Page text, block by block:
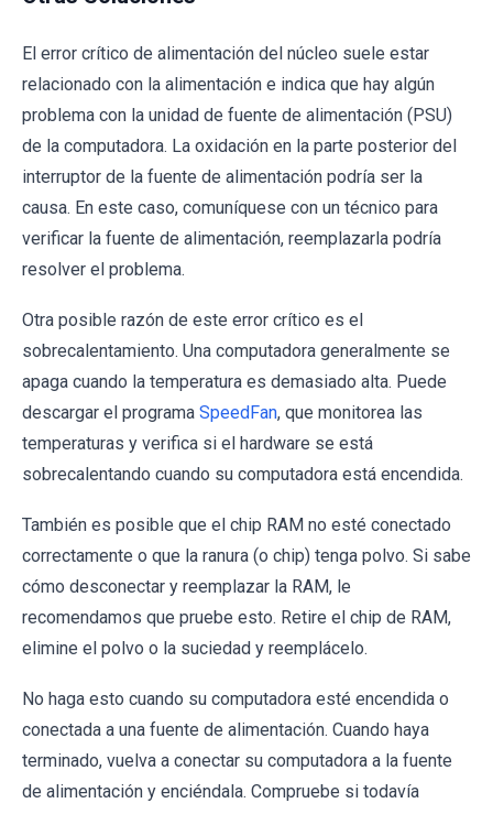
El error crítico de alimentación del núcleo suele estar
relacionado con la alimentación e indica que hay algún
problema con la unidad de fuente de alimentación (PSU)
de la computadora. La oxidación en la parte posterior del
interruptor de la fuente de alimentación podría ser la
causa. En este caso, comuníquese con un técnico para
verificar la fuente de alimentación, reemplazarla podría
resolver el problema.
Otra posible razón de este error crítico es el
sobrecalentamiento. Una computadora generalmente se
apaga cuando la temperatura es demasiado alta. Puede
descargar el programa SpeedFan, que monitorea las
temperaturas y verifica si el hardware se está
sobrecalentando cuando su computadora está encendida.
También es posible que el chip RAM no esté conectado
correctamente o que la ranura (o chip) tenga polvo. Si sabe
cómo desconectar y reemplazar la RAM, le
recomendamos que pruebe esto. Retire el chip de RAM,
elimine el polvo o la suciedad y reemplácelo.
No haga esto cuando su computadora esté encendida o
conectada a una fuente de alimentación. Cuando haya
terminado, vuelva a conectar su computadora a la fuente
de alimentación y enciéndala. Compruebe si todavía